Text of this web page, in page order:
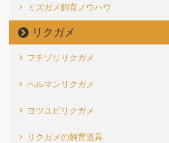
ミズガメ飼育ノウハウ
リクガメ
フチゾリリクガメ
ヘルマンリクガメ
ヨツユビリクガメ
リクガメの飼育道具